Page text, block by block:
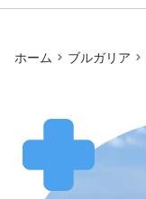
ホーム ブルガリア